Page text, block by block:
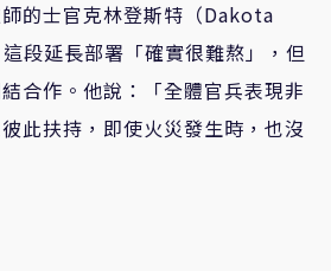
的士官克林登斯特（Dakota
段延長部署「確實很難熬」，但
合作。他說：「全體官兵表現非
此扶持，即使火災發生時，也沒